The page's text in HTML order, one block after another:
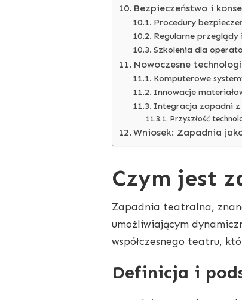
Bezpieczeństwo i
Procedury
Regularne
Szkolenia dla
Nowoczesne
Komputerowe
Innowacje
Integracja zapadni
Przyszłość
Wniosek: Zapadnia
Czym jest
Zapadnia teatralna,
umożliwiającym
współczesnego teatru,
Definicja i